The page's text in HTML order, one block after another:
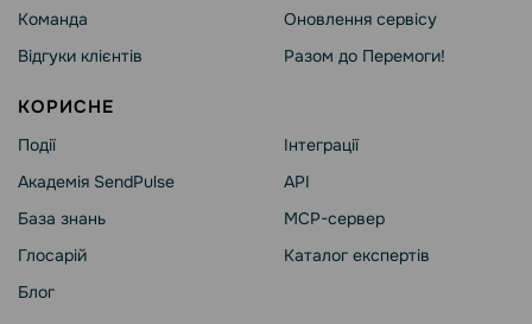
Команда
Відгуки клієнтів
Оновлення сервісу
Разом до Перемоги!
КОРИСНЕ
Події
Академія SendPulse
База знань
Глосарій
Блог
Інтеграції
API
MCP-сервер
Каталог експертів